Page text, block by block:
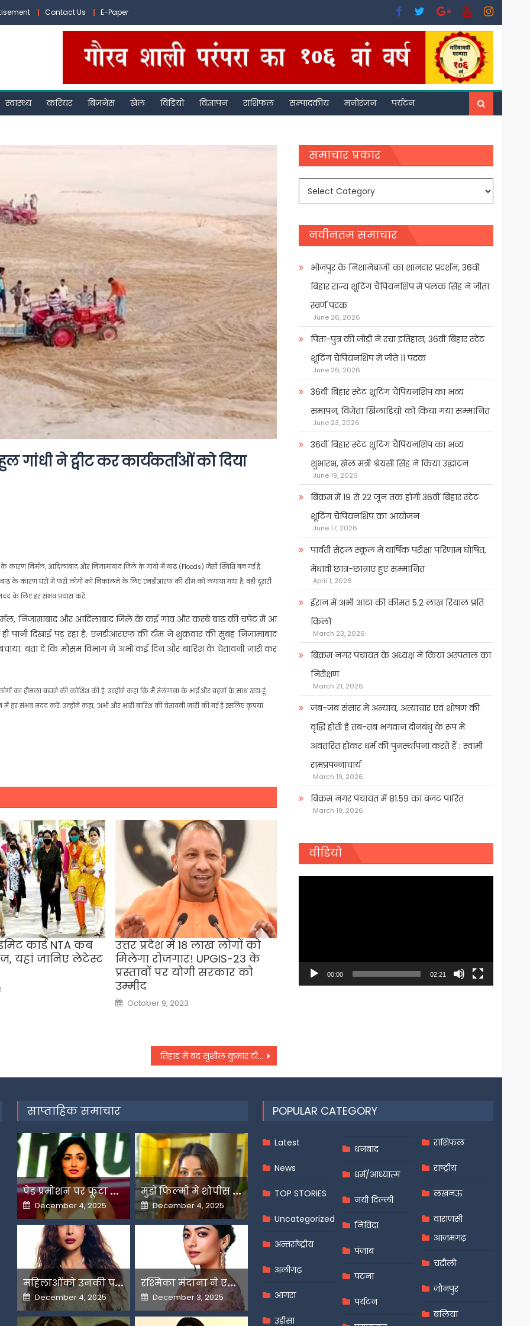
Contact Us E-Paper
स्वास्थ्य करियर बिजनेस खेल विडियो विज्ञापन राशिफल सम्पादकीय मनोरंजन पर्यटन
गांधी ने ट्वीट कर कार्यकर्ताओं को दिया
निर्मल, आदिलाबाद और निजामाबाद जिले के गांवों में बाढ़ (Floods) जैसी स्थिति बन गई है.
के कारण घरों में फंसे लोगों को निकालने के लिए एनडीआरफ की टीम को लगाया गया है. वहीं दूसरी
मदद के लिए हर संभव प्रयास करें.
निजामाबाद और आदिलाबाद जिले के कई गांव और कस्बे बाढ़ की चपेट में आ
दिखाई पड़ रहा है. एनडीआरएफ की टीम ने शुक्रवार की सुबह निजामाबाद
बता दें कि मौसम विभाग ने अभी कई दिन और बारिश के चेतावनी जारी कर
का हौसला बढ़ाने की कोशिश की है. उन्‍होंने कहा कि मैं तेलंगाना के भाई और बहनों के साथ खड़ा हूं.
हर संभव मदद करें. उन्‍होंने कहा, ‘अभी और भारी बारिश की चेतावनी जारी की गई है इसलिए कृपया
कार्ड NTA कब
यहां जानिए लेटेस्ट
उत्तर प्रदेश में 18 लाख लोगों को
मिलेगा रोजगार! UPGIS-23 के
प्रस्तावों पर योगी सरकार को
उम्मीद
Posted
on
October 9, 2023
तिहाड़ में बंद सुशील कुमार टीवी पर देख सकेगा टोक्यो ओलंपिक
समाचार प्रकार
समाचार
नवीनतम समाचार
भोजपुर के निशानेबाजों का शानदार प्रदर्शन, 36वीं
बिहार राज्य शूटिंग चैंपियनशिप में पलक सिंह ने जीता
स्वर्ण पदक
June 26, 2026
पिता-पुत्र की जोड़ी ने रचा इतिहास, 36वीं बिहार स्टेट
शूटिंग चैंपियनशिप में जीते 11 पदक
June 26, 2026
36वीं बिहार स्टेट शूटिंग चैंपियनशिप का भव्य
समापन, विजेता खिलाडिय़ों को किया गया सम्मानित
June 23, 2026
36वीं बिहार स्टेट शूटिंग चैंपियनशिप का भव्य
शुभारंभ, खेल मंत्री श्रेयसी सिंह ने किया उद्घाटन
June 19, 2026
बिक्रम में 19 से 22 जून तक होगी 36वीं बिहार स्टेट
शूटिंग चैंपियनशिप का आयोजन
June 17, 2026
पार्वती सेंट्रल स्कूल में वार्षिक परीक्षा परिणाम घोषित,
मेधावी छात्र-छात्राएं हुए सम्मानित
April 1, 2026
ईरान में अभी आटा की कीमत 5.2 लाख रियाल प्रति
किलो
March 23, 2026
बिक्रम नगर पंचायत के अध्यक्ष ने किया अस्पताल का
निरीक्षण
March 21, 2026
जब-जब संसार में अन्याय, अत्याचार एवं शोषण की
वृद्धि होती है तब-तब भगवान दीनबंधु के रूप में
अवतरित होकर धर्म की पुनर्स्थापना करते हैं : स्वामी
रामप्रपन्नाचार्य
March 19, 2026
बिक्रम नगर पंचायत में 81.59 का बजट पारित
March 19, 2026
वीडियो
00:00 02:21
साप्ताहिक समाचार
प
ेड प्रमोशन पर फूटा यामी गौतम का गुस्सा
Posted
on
December 4, 2025
म
ुझे फिल्मों में शोपीस की तरह इस्तेमाल किया गया-शहनाज गिल
Posted
on
December 4, 2025
म
हिलाओंको उनकी पसंद के लिए उन्हें जज किया जाता है-मलाइका
Posted
on
December 4, 2025
र
श्मिका मंदाना ने एआई के बढ़ते दुरुपयोग पर जतायी नाराजगी
Posted
on
December 3, 2025
POPULAR CATEGORY
Latest
News
TOP STORIES
Uncategorized
अन्तर्राष्ट्रीय
अलीगढ़
आगरा
उड़ीसा
धनबाद
धर्म/आध्यात्म
नयी दिल्ली
निविदा
पंजाब
पटना
पर्यटन
राशिफल
राष्ट्रीय
लखनऊ
वाराणसी
आज़मगढ़
चंदौली
जौनपुर
बलिया